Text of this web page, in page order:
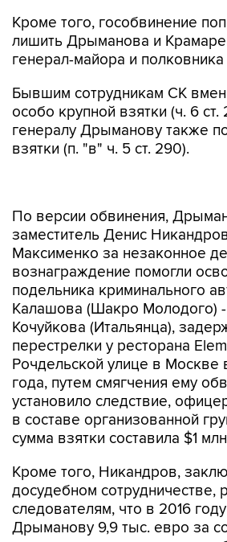
Кроме того, гособвинение
лишить Дрыманова и
генерал-майора и полковника
Бывшим сотрудникам СК
особо крупной взятки (ч. 6
генералу Дрыманову также
взятки (п. "в" ч. 5 ст. 290).
Максименко за незаконное
вознаграждение помогли
подельника криминального
Калашова (Шакро Молодого) -
Кочуйкова (Итальянца),
перестрелки у ресторана
Рочдельской улице в Москве
года, путем смягчения ему
установило следствие,
в составе организованной
сумма взятки составила $1
Кроме того, Никандров,
следователям, что в 2016
Дрыманову 9,9 тыс. евро за
назначению на должность и
покровительство по службе.